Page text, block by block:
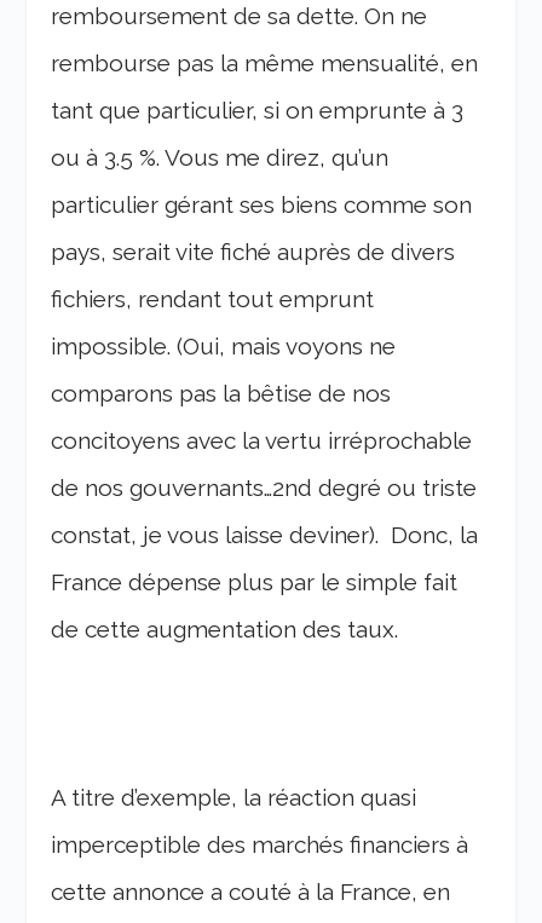
remboursement de sa dette. On ne
rembourse pas la même mensualité, en
tant que particulier, si on emprunte à 3
ou à 3.5 %. Vous me direz, qu’un
particulier gérant ses biens comme son
pays, serait vite fiché auprès de divers
fichiers, rendant tout emprunt
impossible. (Oui, mais voyons ne
comparons pas la bêtise de nos
concitoyens avec la vertu irréprochable
de nos gouvernants…2nd degré ou triste
constat, je vous laisse deviner). Donc, la
France dépense plus par le simple fait
de cette augmentation des taux.
A titre d’exemple, la réaction quasi
imperceptible des marchés financiers à
cette annonce a couté à la France, en